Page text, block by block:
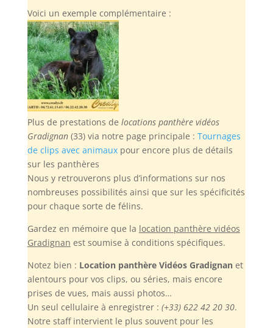
Voici un exemple complémentaire :
Plus de prestations de locations panthère vidéos
Gradignan(33) via notre page principale : Tournages
de clips avec animauxpour encore plus de détails
sur les panthères
Nous y retrouverons plus d’informations sur nos
nombreuses possibilités ainsi que sur les spécificités
pour chaque sorte de félins.
Gardez en mémoire que la location panthère vidéos
Gradignan est soumise à conditions spécifiques.
Notez bien : Location panthère Vidéos Gradignanet
alentours pour vos clips, ou séries, mais encore
prises de vues, mais aussi photos…
Un seul cellulaire à enregistrer : (+33) 622 42 20 30.
Notre staff intervient le plus souvent pour les